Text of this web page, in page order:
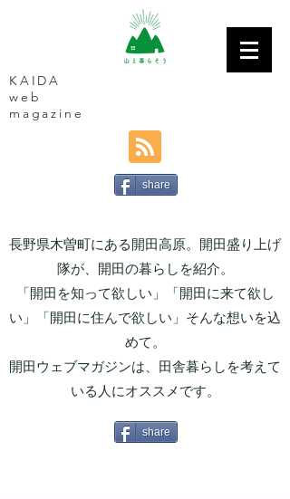
KAIDA
web
magazine
share
長野県木曽町にある開田高原。開田盛り上げ
隊が、開田の暮らしを紹介。
「開田を知って欲しい」「開田に来て欲し
い」「開田に住んで欲しい」そんな想いを込
めて。
開田ウェブマガジンは、田舎暮らしを考えて
いる人にオススメです。
share